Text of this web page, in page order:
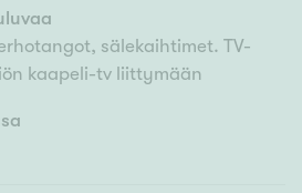
sälekaihtimet. TV-
kaapeli-tv liittymään